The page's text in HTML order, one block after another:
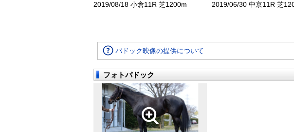
2019/08/18 小倉11R 芝1200m
2019/06/30 中京11R 芝
パドック映像の提供について
フォトパドック